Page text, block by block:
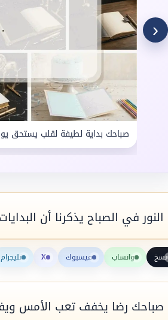
‹
صباحك بداية لطيفة لقلب يستحق
النور في الصباح يذكرنا أن
نسخ واتساب فيسبوك X تليجرام
صباحك رضا يخفف تعب الأمس